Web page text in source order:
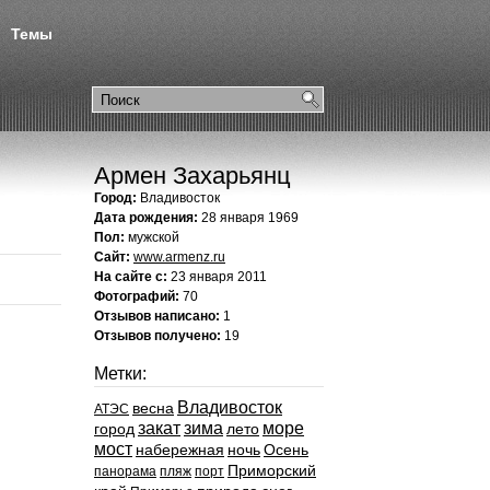
Темы
Армен Захарьянц
Город: Владивосток
Дата рождения: 28 января 1969
Пол: мужской
Сайт: www.armenz.ru
На сайте с: 23 января 2011
Фотографий: 70
Отзывов написано: 1
Отзывов получено: 19
Метки:
АТЭС весна Владивосток
город закатзима лето море
мост набережная ночьОсень
панорама пляж порт Приморский